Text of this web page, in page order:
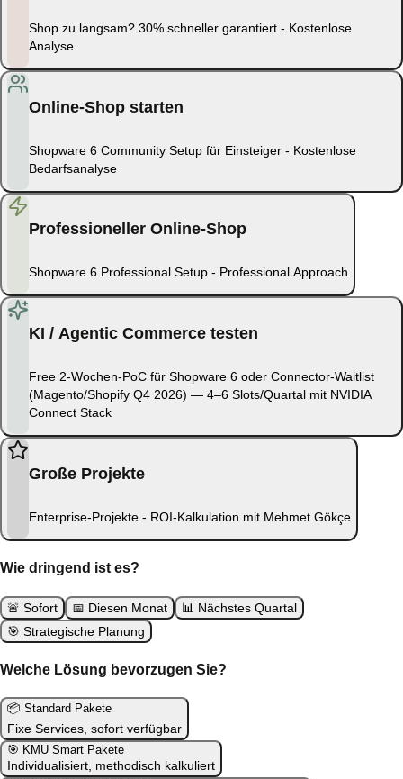
Shop zu langsam? 30% schneller garantiert - Kostenlose
Analyse
Online-Shop starten
Shopware 6 Community Setup für Einsteiger - Kostenlose
Bedarfsanalyse
Professioneller Online-Shop
Shopware 6 Professional Setup - Professional Approach
KI / Agentic Commerce testen
Free 2-Wochen-PoC für Shopware 6 oder Connector-Waitlist
(Magento/Shopify Q4 2026) — 4–6 Slots/Quartal mit NVIDIA
Connect Stack
Große Projekte
Enterprise-Projekte - ROI-Kalkulation mit Mehmet Gökçe
Wie dringend ist es?
🚨 Sofort 📅 Diesen Monat 📊 Nächstes Quartal
🎯 Strategische Planung
Welche Lösung bevorzugen Sie?
📦 Standard Pakete
Fixe Services, sofort verfügbar
🎯 KMU Smart Pakete
Individualisiert, methodisch kalkuliert